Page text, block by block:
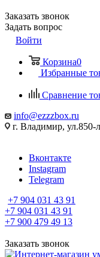
Заказать звонок
Задать вопрос
Войти
Корзина0
Избранные
Сравнение
info@ezzzbox.ru
г. Владимир, ул.850-
Вконтакте
Instagram
Telegram
+7 904 031 43 91
+7 904 031 43 91
+7 900 479 49 13
Заказать звонок